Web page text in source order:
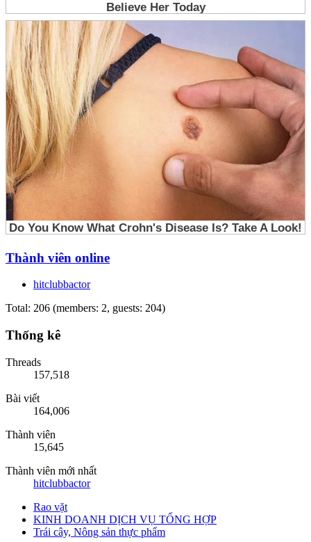
Thành viên online
hitclubbactor
Total: 206 (members: 2, guests: 204)
Thống kê
Threads
157,518
Bài viết
164,006
Thành viên
15,645
Thành viên mới nhất
hitclubbactor
Rao vặt
KINH DOANH DỊCH VỤ TỔNG HỢP
Trái cây, Nông sản thực phẩm